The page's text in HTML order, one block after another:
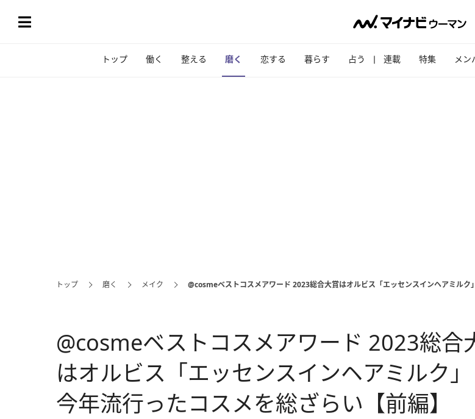
トップ 働く 整える 磨く 恋する 暮らす 占う 連載 特集 メン
トップ 磨く メイク @cosmeベストコスメアワード 2023総合大賞はオルビス「エッセンスインヘアミル
@cosmeベストコスメアワード 2023総合
はオルビス「エッセンスインヘアミルク
今年流行ったコスメを総ざらい【前編】